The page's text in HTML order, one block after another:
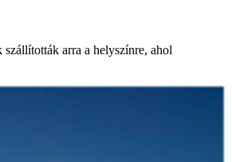
arra a helyszínre, ahol